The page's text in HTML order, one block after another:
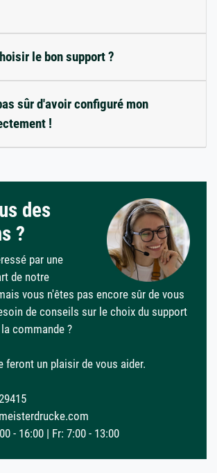
le bon support ?
sûr d'avoir configuré mon
!
des
?
par une
de notre
vous n'êtes pas encore sûr de vous
de conseils sur le choix du support
commande ?
feront un plaisir de vous aider.
- 16:00 | Fr: 7:00 - 13:00